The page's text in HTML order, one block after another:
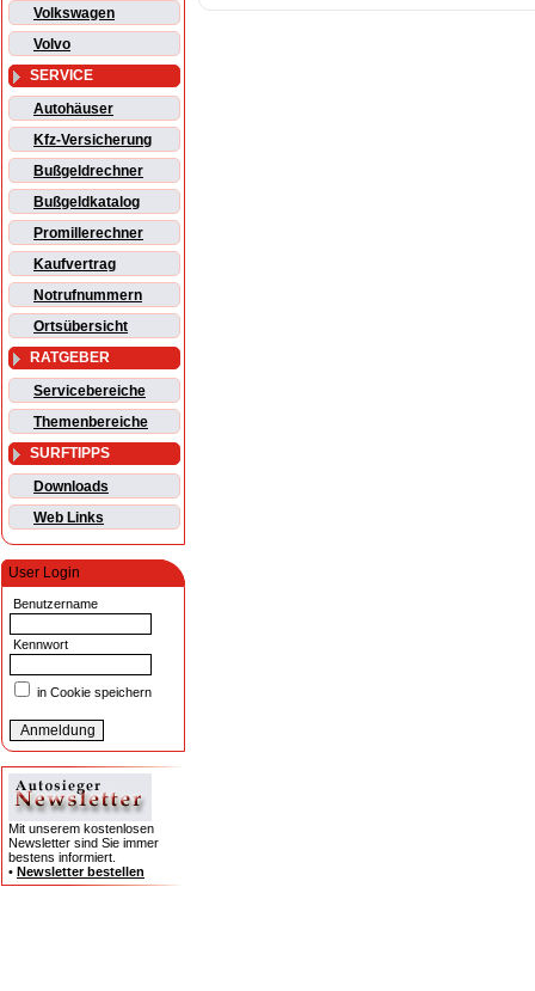
Volkswagen
Volvo
SERVICE
Autohäuser
Kfz-Versicherung
Bußgeldrechner
Bußgeldkatalog
Promillerechner
Kaufvertrag
Notrufnummern
Ortsübersicht
RATGEBER
Servicebereiche
Themenbereiche
SURFTIPPS
Downloads
Web Links
User Login
Benutzername
Kennwort
in Cookie speichern
Mit unserem kostenlosen
Newsletter sind Sie immer
bestens informiert.
• Newsletter bestellen